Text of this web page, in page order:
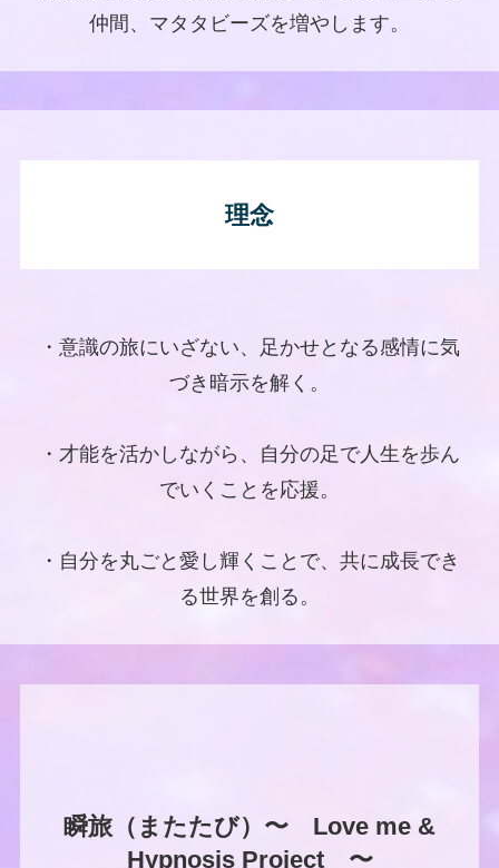
仲間、マタタビーズを増やします。
理念
・意識の旅にいざない、足かせとなる感情に気
づき暗示を解く。
・才能を活かしながら、自分の足で人生を歩ん
でいくことを応援。
・自分を丸ごと愛し輝くことで、共に成長でき
る世界を創る。
瞬旅（またたび）〜 Love me &
Hypnosis Project 〜